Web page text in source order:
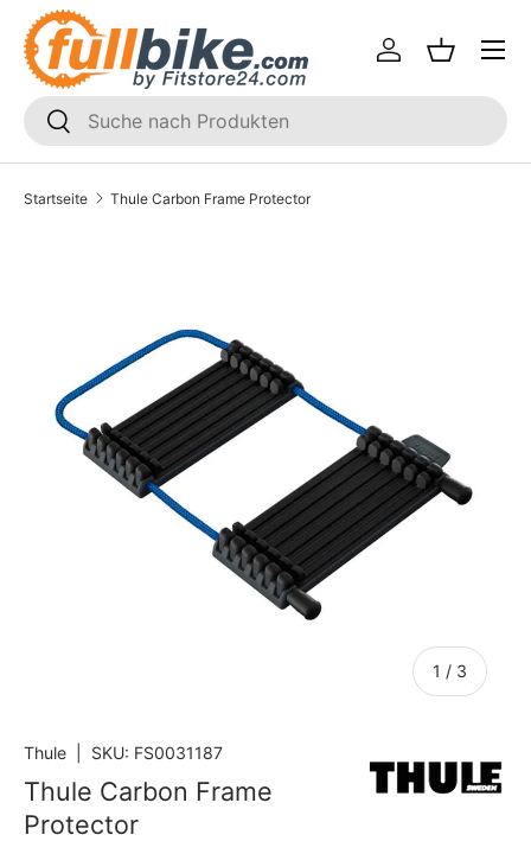
Direkt zum Inhalt
SUCHEN
Suchen
Einloggen
Menü
Startseite Thule Carbon Frame Protector
1 / von
3
Thule SKU: FS0031187
Thule Carbon Frame
Protector